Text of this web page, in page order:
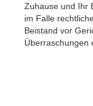
Zuhause und Ihr
im Falle
Beistand vor
Überraschungen